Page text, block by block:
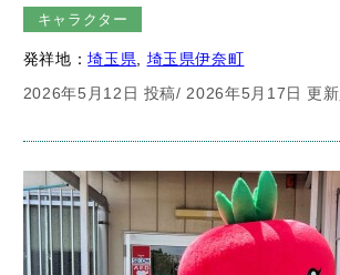
キャラクター
発祥地：埼玉県
埼玉県伊奈町
2026年5月12日 投稿/ 2026年5月17日 更新